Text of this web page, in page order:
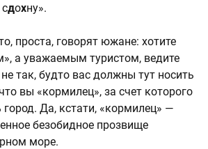
дохну».
проста, говорят южане: хотите
а уважаемым туристом, ведите
так, будто вас должны тут носить
вы «кормилец», за счет которого
Да, кстати, «кормилец» —
безобидное прозвище
море.